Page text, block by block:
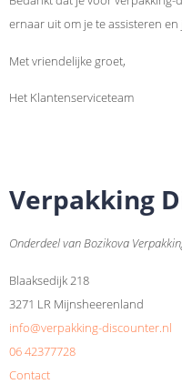
ernaar uit om je te assisteren
Met vriendelijke groet,
Het Klantenserviceteam
Verpakking
Onderdeel van Bozikova
Blaaksedijk 218
3271 LR Mijnsheerenland
info@verpakking-discounter.nl
06 42377728
Contact